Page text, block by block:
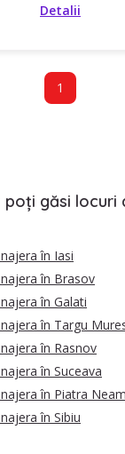
Detalii
1
găsi locuri
în Iasi
în Brasov
în Galati
în Targu
în Rasnov
în Suceava
în Piatra
în Sibiu